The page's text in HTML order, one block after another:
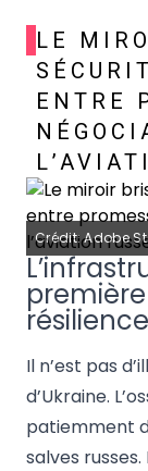
LE
ENTRE
Crédit: Adobe
résilience
Il n’est pas
d’Ukraine.
patiemment
salves